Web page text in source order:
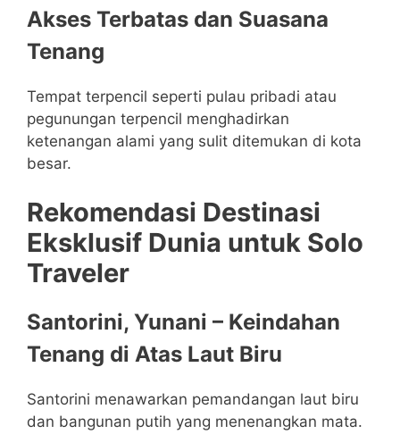
Akses Terbatas dan Suasana
Tenang
Tempat terpencil seperti pulau pribadi atau
pegunungan terpencil menghadirkan
ketenangan alami yang sulit ditemukan di kota
besar.
Rekomendasi Destinasi
Eksklusif Dunia untuk Solo
Traveler
Santorini, Yunani – Keindahan
Tenang di Atas Laut Biru
Santorini menawarkan pemandangan laut biru
dan bangunan putih yang menenangkan mata.